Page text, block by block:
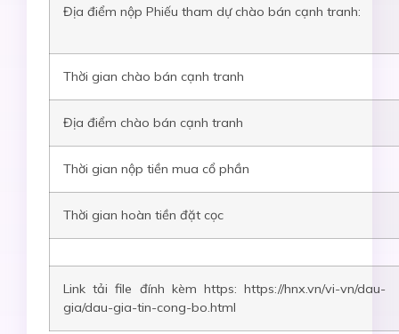
Địa điểm nộp Phiếu tham dự chào bán cạnh tranh:
Thời gian chào bán cạnh tranh
Địa điểm chào bán cạnh tranh
Thời gian nộp tiền mua cổ phần
Thời gian hoàn tiền đặt cọc
Link tải file đính kèm https: https://hnx.vn/vi-vn/dau-
gia/dau-gia-tin-cong-bo.html